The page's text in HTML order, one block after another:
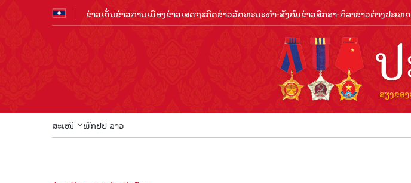
ຂ່າວເດັ່ນຂ່າວການເມືອງຂ່າວເສດຖະກິດຂ່າວວັດທະນະທຳ-ສັງຄົມຂ່າວສືກສາ-ກິລາຂ່າວຕ່າງປະເທດ
ສະເໜີ ພັກປປ ລາວ